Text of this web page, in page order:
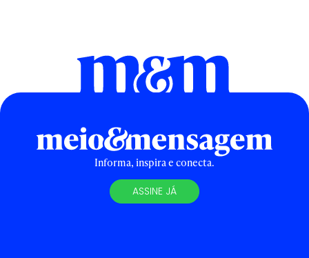
Informa, inspira e conecta.
ASSINE JÁ